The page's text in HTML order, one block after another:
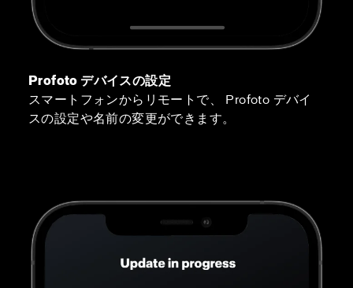
Profoto デバイスの設定
スマートフォンからリモートで、 Profoto デバイ
スの設定や名前の変更ができます。